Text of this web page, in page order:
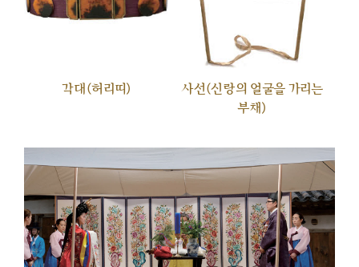
각대(허리띠)
사선(신랑의 얼굴을 가리는
부채)